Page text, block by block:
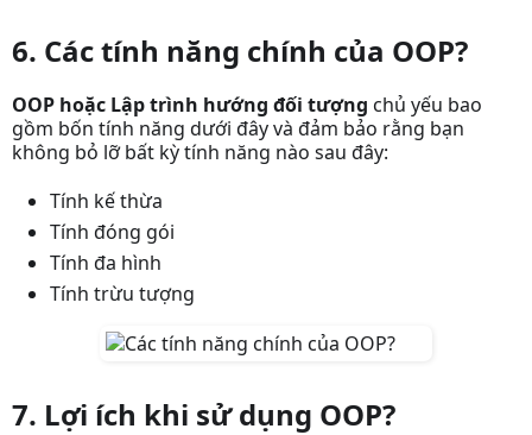
6. Các tính năng chính của OOP?
OOP hoặc Lập trình hướng đối tượng chủ yếu bao
gồm bốn tính năng dưới đây và đảm bảo rằng bạn
không bỏ lỡ bất kỳ tính năng nào sau đây:
Tính kế thừa
Tính đóng gói
Tính đa hình
Tính trừu tượng
7. Lợi ích khi sử dụng OOP?